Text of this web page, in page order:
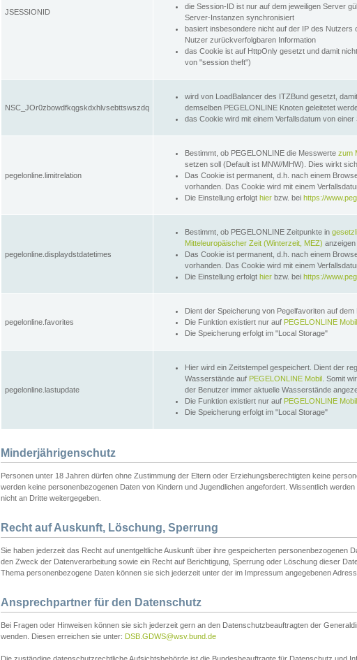
JSESSIONID
die Session-ID ist nur auf dem jeweiligen Server
Server-Instanzen synchronisiert
basiert insbesondere nicht auf der IP des Nutzers
Nutzer zurückverfolgbaren Information
das Cookie ist auf HttpOnly gesetzt und damit
von "session theft")
NSC_JOr0zbowdfkqgskdxhlvsebttswszdq
wird von LoadBalancer des ITZBund gesetzt,
demselben PEGELONLINE Knoten geleitetet
das Cookie wird mit einem Verfallsdatum von
pegelonline.limitrelation
Bestimmt, ob PEGELONLINE die Messwerte zum
setzen soll (Default ist MNW/MHW). Dies wirkt
Das Cookie ist permanent, d.h. nach einem
vorhanden. Das Cookie wird mit einem
Die Einstellung erfolgt hier bzw. bei https://
pegelonline.displaydstdatetimes
Bestimmt, ob PEGELONLINE Zeitpunkte in
Mitteleuropäischer Zeit (Winterzeit, MEZ) anzeigen
Das Cookie ist permanent, d.h. nach einem
vorhanden. Das Cookie wird mit einem
Die Einstellung erfolgt hier bzw. bei https://
pegelonline.favorites
Dient der Speicherung von Pegelfavoriten auf
Die Funktion existiert nur auf PEGELONLINE Mobil
Die Speicherung erfolgt im "Local Storage"
pegelonline.lastupdate
Hier wird ein Zeitstempel gespeichert. Dient der
Wasserstände auf PEGELONLINE Mobil . Somit
der Benutzer immer aktuelle Wasserstände
Die Funktion existiert nur auf PEGELONLINE Mobil
Die Speicherung erfolgt im "Local Storage"
Minderjährigenschutz
Personen unter 18 Jahren dürfen ohne Zustimmung der Eltern oder Erziehungsberechtigten keine
werden keine personenbezogenen Daten von Kindern und Jugendlichen angefordert. Wissentlich
nicht an Dritte weitergegeben.
Recht auf Auskunft, Löschung, Sperrung
Sie haben jederzeit das Recht auf unentgeltliche Auskunft über ihre gespeicherten personenbezogenen
den Zweck der Datenverarbeitung sowie ein Recht auf Berichtigung, Sperrung oder Löschung dieser
Thema personenbezogene Daten können sie sich jederzeit unter der im Impressum angegebenen
Ansprechpartner für den Datenschutz
Bei Fragen oder Hinweisen können sie sich jederzeit gern an den Datenschutzbeauftragten der
wenden. Diesen erreichen sie unter: DSB.GDWS@wsv.bund.de